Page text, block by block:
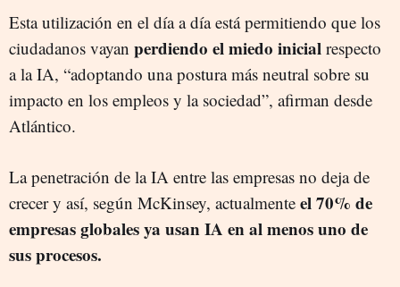
Esta utilización en el día a día está permitiendo que los
ciudadanos vayan perdiendo el miedo inicial respecto
a la IA, “adoptando una postura más neutral sobre su
impacto en los empleos y la sociedad”, afirman desde
Atlántico.
La penetración de la IA entre las empresas no deja de
crecer y así, según McKinsey, actualmente el 70% de
empresas globales ya usan IA en al menos uno de
sus procesos.